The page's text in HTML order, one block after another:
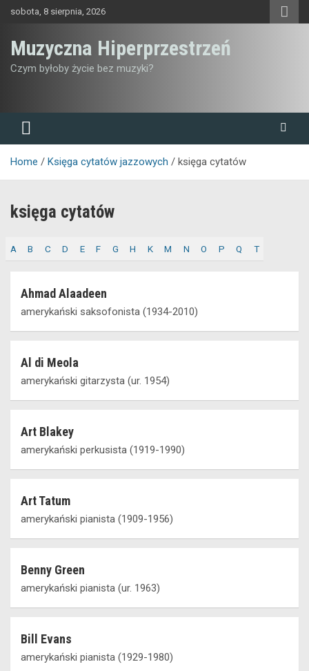
sobota, 8 sierpnia, 2026
Muzyczna Hiperprzestrzeń
Czym byłoby życie bez muzyki?
Home Księga cytatów jazzowych księga cytatów
księga cytatów
A B C D E F G H K M N O P Q T
Ahmad Alaadeen
amerykański saksofonista (1934-2010)
Al di Meola
amerykański gitarzysta (ur. 1954)
Art Blakey
amerykański perkusista (1919-1990)
Art Tatum
amerykański pianista (1909-1956)
Benny Green
amerykański pianista (ur. 1963)
Bill Evans
amerykański pianista (1929-1980)